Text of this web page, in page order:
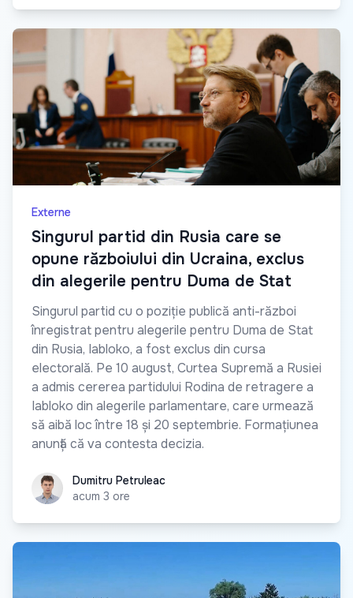
Externe
Singurul partid din Rusia care se
opune războiului din Ucraina, exclus
din alegerile pentru Duma de Stat
Singurul partid cu o poziție publică anti-război
înregistrat pentru alegerile pentru Duma de Stat
din Rusia, Iabloko, a fost exclus din cursa
electorală. Pe 10 august, Curtea Supremă a Rusiei
a admis cererea partidului Rodina de retragere a
Iabloko din alegerile parlamentare, care urmează
să aibă loc între 18 și 20 septembrie. Formațiunea
anunță că va contesta decizia.
Dumitru Petruleac
Dumitru Petruleac
acum 3 ore